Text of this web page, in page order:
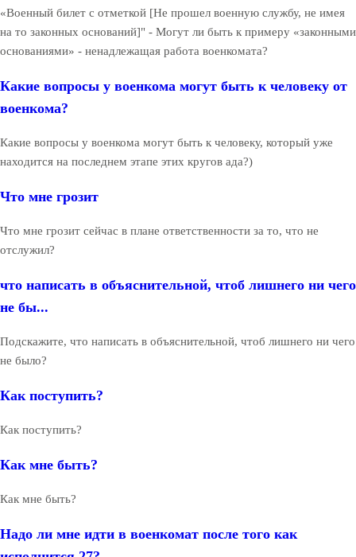
«Военный билет с отметкой [Не прошел военную службу, не имея
на то законных оснований]" - Могут ли быть к примеру «законными
основаниями» - ненадлежащая работа военкомата?
Какие вопросы у военкома могут быть к человеку от
военкома?
Какие вопросы у военкома могут быть к человеку, который уже
находится на последнем этапе этих кругов ада?)
Что мне грозит
Что мне грозит сейчас в плане ответственности за то, что не
отслужил?
что написать в объяснительной, чтоб лишнего ни чего
не бы...
Подскажите, что написать в объяснительной, чтоб лишнего ни чего
не было?
Как поступить?
Как поступить?
Как мне быть?
Как мне быть?
Надо ли мне идти в военкомат после того как